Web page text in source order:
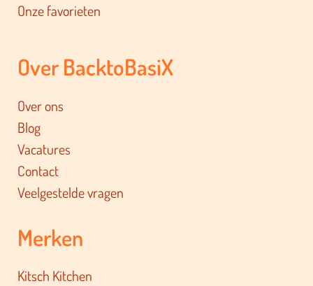
Onze favorieten
Over BacktoBasiX
Over ons
Blog
Vacatures
Contact
Veelgestelde vragen
Merken
Kitsch Kitchen